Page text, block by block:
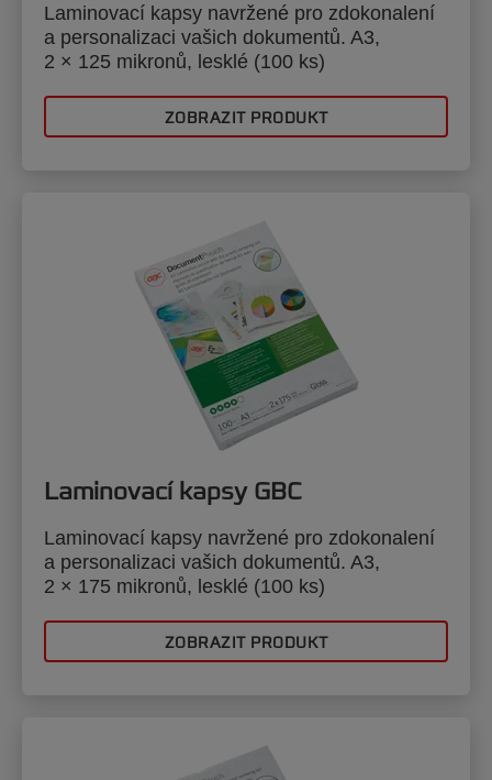
Laminovací kapsy navržené pro zdokonalení
a personalizaci vašich dokumentů. A3,
2 × 125 mikronů, lesklé (100 ks)
ZOBRAZIT PRODUKT
Laminovací kapsy GBC
Laminovací kapsy navržené pro zdokonalení
a personalizaci vašich dokumentů. A3,
2 × 175 mikronů, lesklé (100 ks)
ZOBRAZIT PRODUKT